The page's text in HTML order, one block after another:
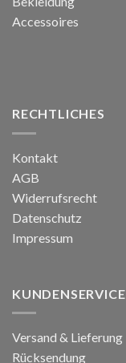
Accessoires
RECHTLICHES
Kontakt
AGB
Widerrufsrecht
Datenschutz
Impressum
KUNDENSERVICE
Versand & Lieferung
Rücksendung